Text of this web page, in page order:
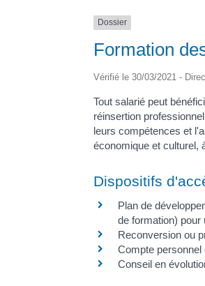
Dossier
Formation
Vérifié le 30/03/2021 -
Tout salarié peut
réinsertion
leurs compétences et
économique et culturel,
Dispositifs
Plan de
de formation) pour
Reconversion ou
Compte
Conseil en